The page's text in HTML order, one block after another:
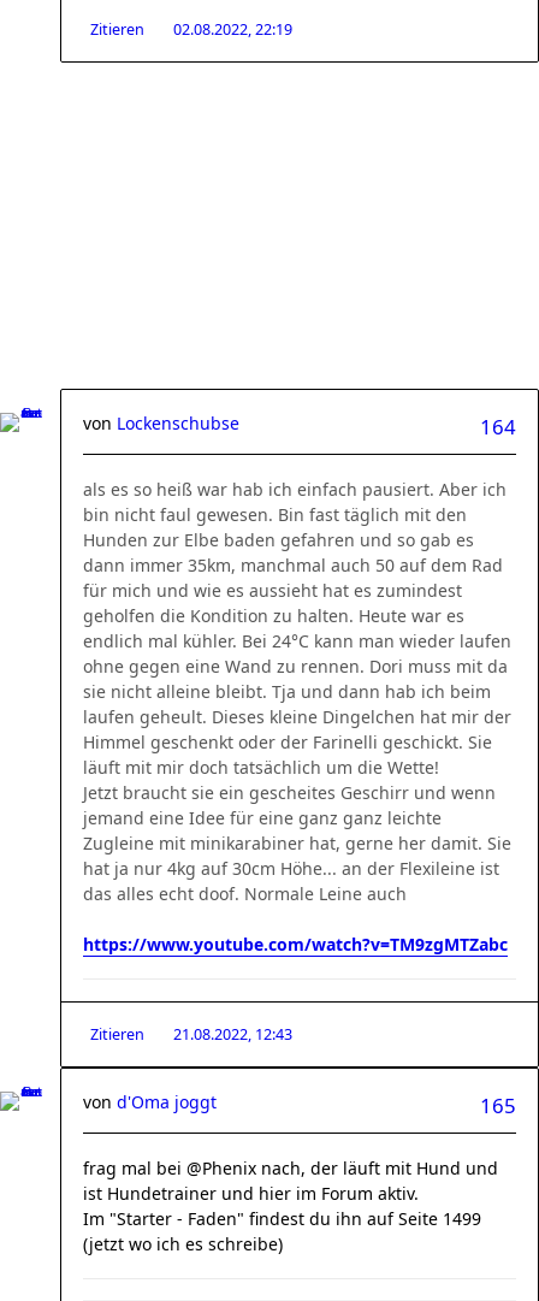
Zitieren 02.08.2022, 22:19
164
von Lockenschubse
​als es so heiß war hab ich einfach pausiert. Aber ich
bin nicht faul gewesen. Bin fast täglich mit den
Hunden zur Elbe baden gefahren und so gab es
dann immer 35km, manchmal auch 50 auf dem Rad
für mich und wie es aussieht hat es zumindest
geholfen die Kondition zu halten. Heute war es
endlich mal kühler. Bei 24°C kann man wieder laufen
ohne gegen eine Wand zu rennen. Dori muss mit da
sie nicht alleine bleibt. Tja und dann hab ich beim
laufen geheult. Dieses kleine Dingelchen hat mir der
Himmel geschenkt oder der Farinelli geschickt. Sie
läuft mit mir doch tatsächlich um die Wette!
Jetzt braucht sie ein gescheites Geschirr und wenn
jemand eine Idee für eine ganz ganz leichte
Zugleine mit minikarabiner hat, gerne her damit. Sie
hat ja nur 4kg auf 30cm Höhe... an der Flexileine ist
das alles echt doof. Normale Leine auch
https://www.youtube.com/watch?v=TM9zgMTZabc
Zitieren 21.08.2022, 12:43
165
von d'Oma joggt
frag mal bei @Phenix nach, der läuft mit Hund und
ist Hundetrainer und hier im Forum aktiv.
Im "Starter - Faden" findest du ihn auf Seite 1499
(jetzt wo ich es schreibe)